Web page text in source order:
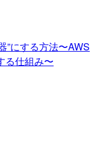
”にする方法〜AWS
る仕組み〜